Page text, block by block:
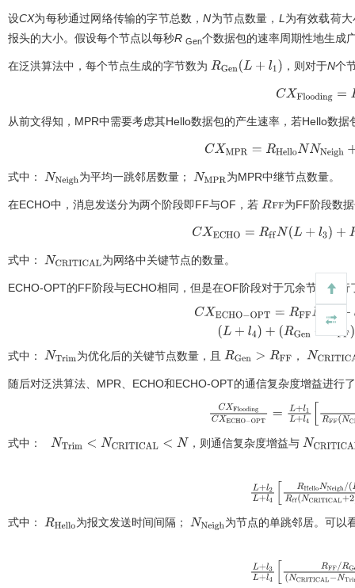
设CX为每秒通过网络传输的字节总数，N为节点数量， L 为有效载荷
报头的大小。假设每个节点以每秒R Gen个数据包的速率周期性地生成
在泛洪算法中，每个节点生成的字节数为 RGen(L+l1 ) ，则对于N个
CXFlooding =R
从前文得知，MPR中需要考虑其Hello数据包的产生速率，若Hello数据
CXMPR= RHelloNNNeigh+RG
式中：
NNeigh为平均一跳邻居数量； NMPR为MPR中继节点数量。
在ECHO中，消息发送分为两个阶段即FF与OF，若 RFF为FF阶段数
CXECHO= Rf N(L+l3)+ RGenN(N
式中：
NCRITICAL为网络中关键节点的数量。
ECHO-OPT的FF阶段与ECHO相同，但是在OF阶段对于冗余节点进
ECH O O P T R FF l4) R
式中：
NTrim 为优化后的关键节点数量，且 RGen >R FF ， NCRITIC
随后对泛洪算法、MPR、ECHO和ECHO-OPT的通信复杂度增益进行
CX Floodin
OP T=L +l1L+l4 RGen
式中： NTrim< NCRITICAL<N ，则通信复杂度增益与 NCRITICA
L+l2L l4RHelloNNei
式中： RHello为报文发送时间间隔； NNeigh为节点的单跳邻居。可以
L+l3L l4RFF/RGen+